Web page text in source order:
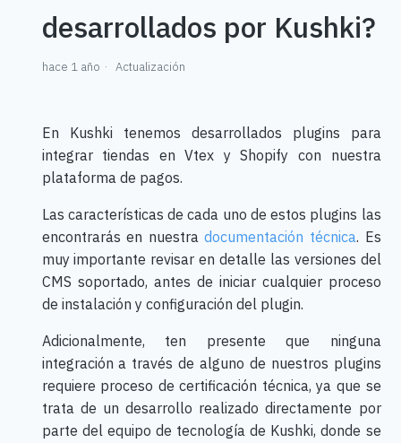
desarrollados por Kushki?
hace 1 año Actualización
En Kushki tenemos desarrollados plugins para
integrar tiendas en Vtex y Shopify con nuestra
plataforma de pagos.
Las características de cada uno de estos plugins las
encontrarás en nuestradocumentación técnica. Es
muy importante revisar en detalle las versiones del
CMS soportado, antes de iniciar cualquier proceso
de instalación y configuración del plugin.
Adicionalmente, ten presente que ninguna
integración a través de alguno de nuestros plugins
requiere proceso de certificación técnica, ya que se
trata de un desarrollo realizado directamente por
parte del equipo de tecnología de Kushki, donde se